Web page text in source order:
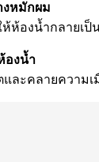
งหมักผม
ห้องน้ำกลายเ
องน้ำ
และคลายความ